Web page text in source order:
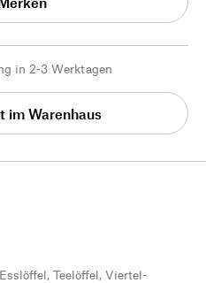
in 2-3 Werktagen
im Warenhaus
Teelöffel, Viertel-